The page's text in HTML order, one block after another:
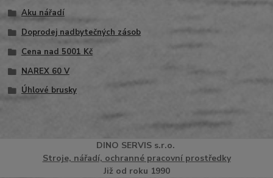
Aku nářadí
Doprodej nadbytečných zásob
Cena nad 5001 Kč
NAREX 60 V
Úhlové brusky
DINO SERVISs.r.o.
Stroje, nářadí, ochranné pracovní prostředky
Již od roku 1990